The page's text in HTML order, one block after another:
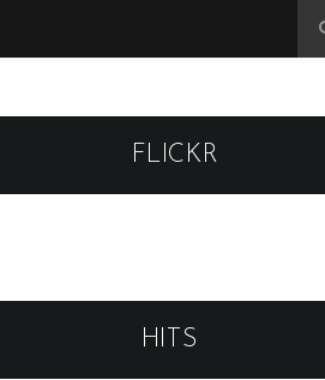
FLICKR
HITS